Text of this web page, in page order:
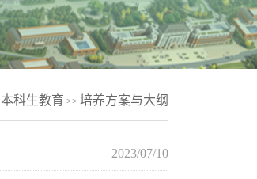
本科生教育 >> 培养方案与大纲
2023/07/10